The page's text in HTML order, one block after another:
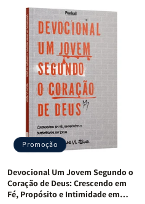
Devocional
Café
com
Mulheres
da
Bíblia
Equipe
Teológica
Penkal
Devocional
Café
com
Mulheres
da
Bíblia
|
Equipe
Teológica
Penkal
Promoção
Devocional Um Jovem Segundo o
Coração de Deus: Crescendo em
Fé, Propósito e Intimidade em